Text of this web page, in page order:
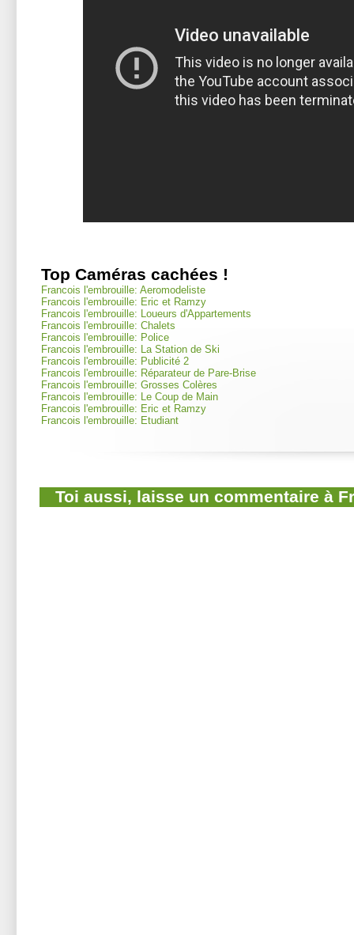
Top Caméras cachées !
Francois l'embrouille: Aeromodeliste
Francois l'embrouille: Eric et Ramzy
Francois l'embrouille: Loueurs d'Appartements
Francois l'embrouille: Chalets
Francois l'embrouille: Police
Francois l'embrouille: La Station de Ski
Francois l'embrouille: Publicité 2
Francois l'embrouille: Réparateur de Pare-Brise
Francois l'embrouille: Grosses Colères
Francois l'embrouille: Le Coup de Main
Francois l'embrouille: Eric et Ramzy
Francois l'embrouille: Etudiant
Toi aussi, laisse un commentaire à